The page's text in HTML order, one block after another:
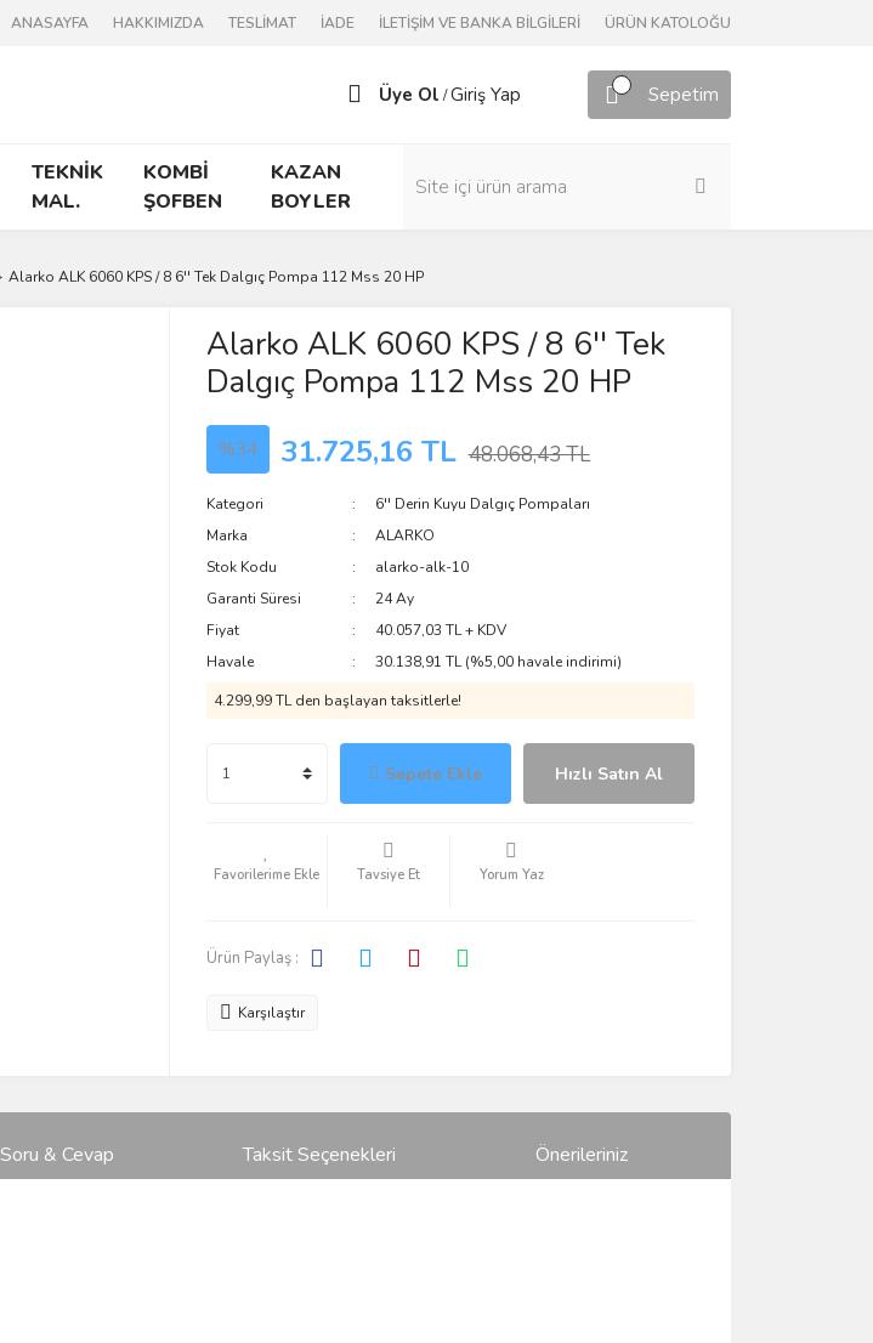
ANASAYFA HAKKIMIZDA TESLİMAT İADE İLETİŞİM VE BANKA BİLGİLERİ ÜRÜN KATOLOĞU
Üye Ol /Giriş Yap Sepetim
TEKNİK
MAL.
KOMBİ
ŞOFBEN
KAZAN
BOYLER
Alarko ALK 6060 KPS / 8 6'' Tek Dalgıç Pompa 112 Mss 20 HP
Alarko ALK 6060 KPS / 8 6'' Tek
Dalgıç Pompa 112 Mss 20 HP
%34 31.725,16 TL 48.068,43 TL
Kategori
6'' Derin Kuyu Dalgıç Pompaları
Marka
ALARKO
Stok Kodu
alarko-alk-10
Garanti Süresi
24 Ay
Fiyat
40.057,03 TL + KDV
Havale
30.138,91 TL (%5,00 havale indirimi)
4.299,99 TL den başlayan taksitlerle!
Sepete Ekle Hızlı Satın Al
Tavsiye Et Yorum Yaz
Ürün Paylaş :
Karşılaştır
Soru & Cevap Taksit Seçenekleri Önerileriniz